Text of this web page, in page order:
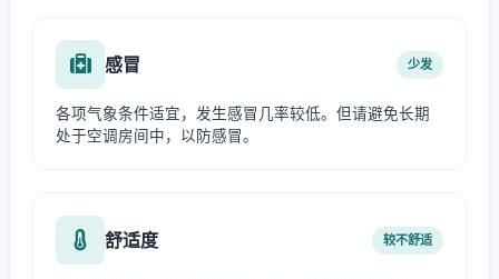
感冒 少发
各项气象条件适宜，发生感冒几率较低。但请避免长期
处于空调房间中，以防感冒。
舒适度 较不舒适